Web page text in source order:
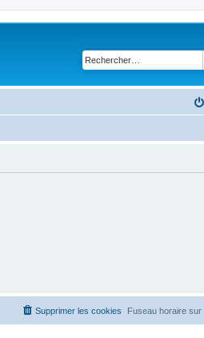
Fuseau horaire sur
Supprimer les cookies